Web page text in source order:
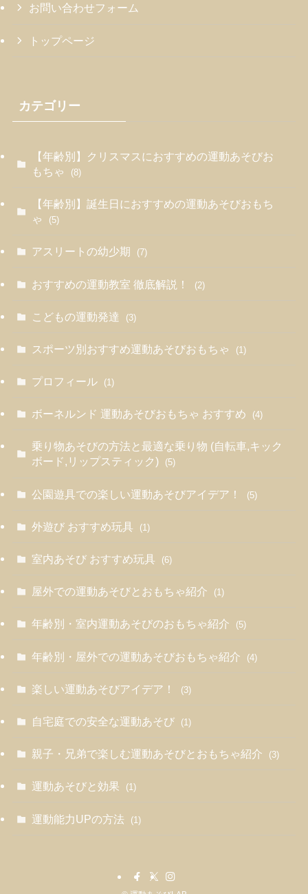
お問い合わせフォーム
トップページ
カテゴリー
【年齢別】クリスマスにおすすめの運動あそびお
もちゃ
(8)
【年齢別】誕生日におすすめの運動あそびおもち
ゃ
(5)
アスリートの幼少期 (7)
おすすめの運動教室 徹底解説！ (2)
こどもの運動発達 (3)
スポーツ別おすすめ運動あそびおもちゃ (1)
プロフィール (1)
ボーネルンド 運動あそびおもちゃ おすすめ (4)
乗り物あそびの方法と最適な乗り物 (自転車,キック
ボード,リップスティック)
(5)
公園遊具での楽しい運動あそびアイデア！ (5)
外遊び おすすめ玩具 (1)
室内あそび おすすめ玩具 (6)
屋外での運動あそびとおもちゃ紹介 (1)
年齢別・室内運動あそびのおもちゃ紹介 (5)
年齢別・屋外での運動あそびおもちゃ紹介 (4)
楽しい運動あそびアイデア！ (3)
自宅庭での安全な運動あそび (1)
親子・兄弟で楽しむ運動あそびとおもちゃ紹介 (3)
運動あそびと効果 (1)
運動能力UPの方法 (1)